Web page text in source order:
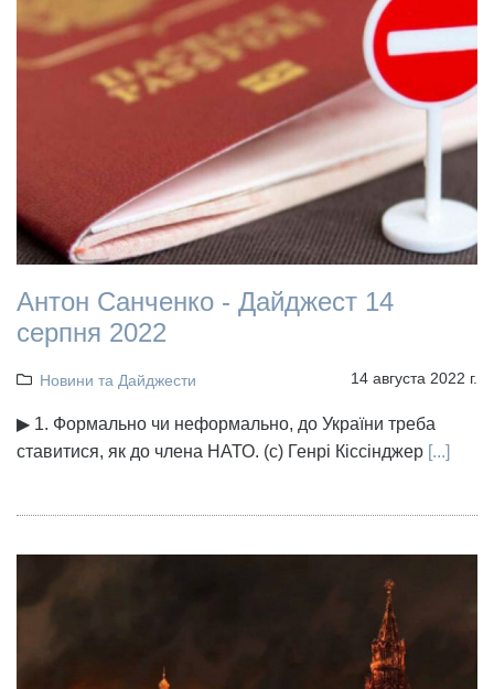
Антон Санченко - Дайджест 14
серпня 2022
Новини та Дайджести 14 августа 2022 г.
▶ 1. Формально чи неформально, до України треба
ставитися, як до члена НАТО. (с) Генрі Кіссінджер [...]